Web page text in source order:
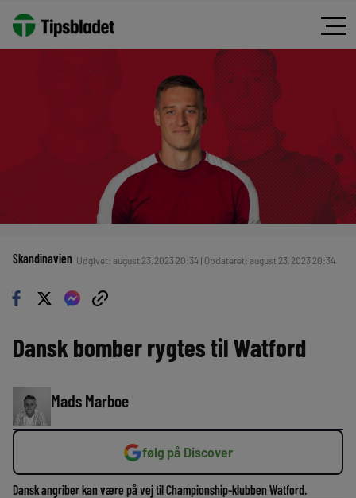
Skandinavien Udgivet: august 23, 2023 20:34 | Opdateret: august 23, 2023 20:34
Dansk bomber rygtes til Watford
Mads Marboe
følg på Discover
Dansk angriber kan være på vej til Championship-klubben Watford.